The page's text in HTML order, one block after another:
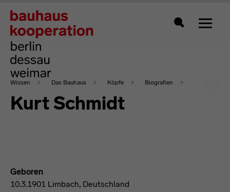
Zeigt
Wissen Das Bauhaus Köpfe Biografien
Kurt Schmidt
Geboren
10.3.1901 Limbach, Deutschland